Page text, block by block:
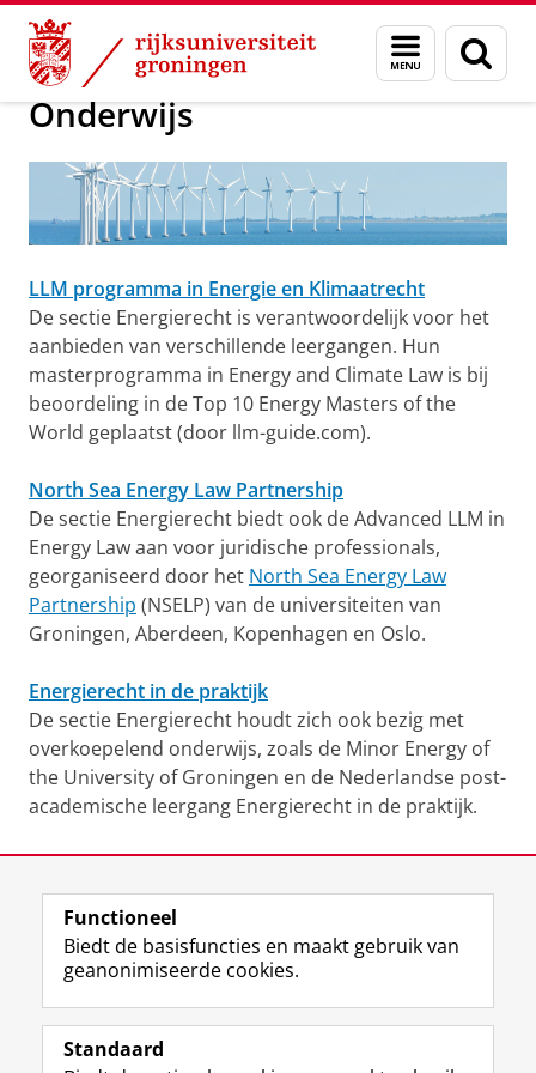
Skip
Content
Skip
Navigation
Menu
en
zoeken
Over ons ELS
Onderwijs
LLM programma in Energie en Klimaatrecht
De sectie Energierecht is verantwoordelijk voor het
aanbieden van verschillende leergangen. Hun
masterprogramma in Energy and Climate Law is bij
beoordeling in de Top 10 Energy Masters of the
World geplaatst (door llm-guide.com).
North Sea Energy Law Partnership
De sectie Energierecht biedt ook de Advanced LLM in
Energy Law aan voor juridische professionals,
georganiseerd door het North Sea Energy Law
Partnership (NSELP) van de universiteiten van
Groningen, Aberdeen, Kopenhagen en Oslo.
Energierecht in de praktijk
De sectie Energierecht houdt zich ook bezig met
overkoepelend onderwijs, zoals de Minor Energy of
the University of Groningen en de Nederlandse post-
academische leergang Energierecht in de praktijk.
View this page in:English
Volg de RUG
F
a
L
i
R
S
I
n
Y
o
Functioneel
Biedt de basisfuncties en maakt gebruik van
geanonimiseerde cookies.
Standaard